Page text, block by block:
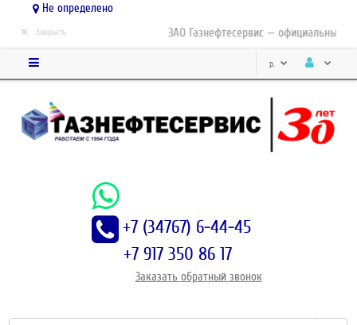
Не определено
ЗАО Газнефтесервис — официальный
× Закрыть
р.
+7 (34767) 6-44-45
+7 917 350 86 17
Заказать обратный звонок